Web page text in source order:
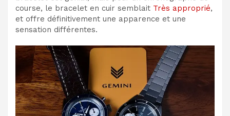
course, le bracelet en cuir semblait Très approprié,
et offre définitivement une apparence et une
sensation différentes.